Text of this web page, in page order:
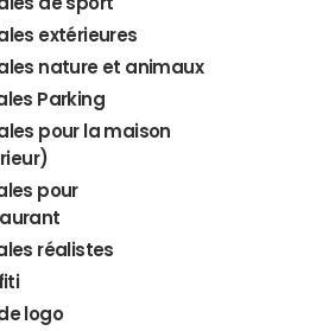
extérieures
nature et animaux
Parking
pour la maison
pour
réalistes
logo